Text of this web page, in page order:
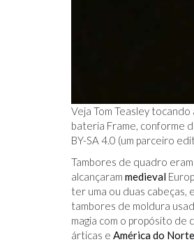
Veja Tom Teasley
bateria Frame, conforme
BY-SA 4.0 (um parceiro
Tambores de quadro
alcançaram medieval
ter uma ou duas cabeças,
tambores de moldura
magia com o propósito
árticas e América do Norte